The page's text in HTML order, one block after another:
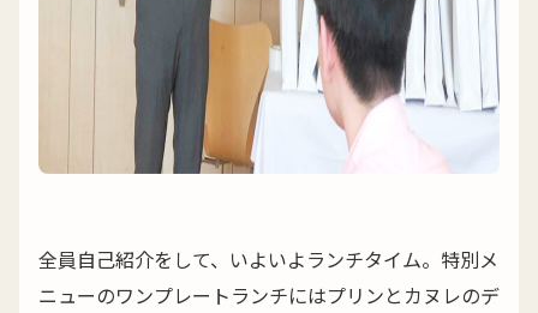
全員自己紹介をして、いよいよランチタイム。特別メ
ニューのワンプレートランチにはプリンとカヌレのデ